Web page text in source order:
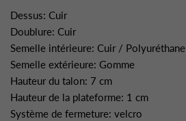
Dessus: Cuir
Doublure: Cuir
Semelle intérieure: Cuir / Polyuréthane
Semelle extérieure: Gomme
Hauteur du talon: 7 cm
Hauteur de la plateforme: 1 cm
Système de fermeture: velcro